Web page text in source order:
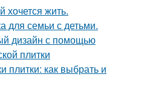
хочется жить.
для семьи с детьми.
дизайн с помощью
плитки
плитки: как выбрать и